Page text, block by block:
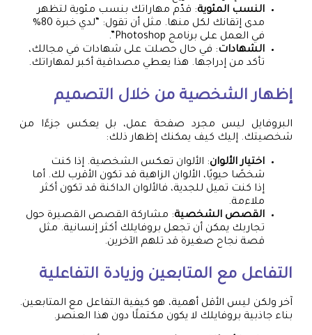
النسب المئوية: قدّم مهاراتك بنسب مئوية لتظهر
مدى إتقانك لكل منها. مثل أن تقول: “لدي خبرة 80%
في العمل على برنامج Photoshop”.
الشهادات: في حال حصلت على شهادات في مجالك،
تأكد من إدراجها. هذا يعطي مصداقية أكبر لمهاراتك.
إظهار الشخصية من خلال التصميم
البروفايل ليس مجرد صفحة عمل، بل يعكس جزءًا من
شخصيتك. إليك كيف يمكنك إظهار ذلك:
اختيار الألوان: الألوان تعكس الشخصية. إذا كنت
شخصًا حيويًا، الألوان الزاهية قد تكون الأقرب لك. أما
إذا كنت تميل للجدية، فالألوان الداكنة قد تكون أكثر
ملاءمة.
القصص الشخصية: مشاركة القصص القصيرة حول
تجاربك يمكن أن تجعل بروفايلك أكثر إنسانية. مثل
قصة نجاح صغيرة قد تلهم الآخرين.
التفاعل مع المتابعين وزيادة التفاعلية
آخر ولكن ليس الأقل أهمية، هو كيفية التفاعل مع المتابعين.
بناء جاذبية بروفايلك لا يكون مكتملًا دون هذا العنصر.